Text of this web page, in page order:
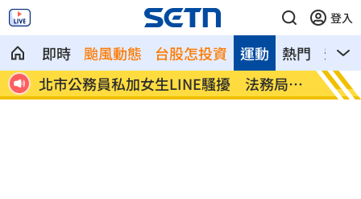
登入
即時 颱風動態 台股怎投資 熱門 影音
運動
LINE騷擾 法務局回
美女律師狠詐10億佣金 郭台
介